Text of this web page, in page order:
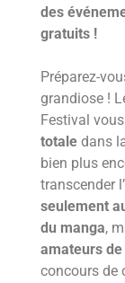
des
gratuits !
Préparez-
grandiose !
Festival
totaledans
bien plus
transcender
seulement
du manga,
amateurs
concours de